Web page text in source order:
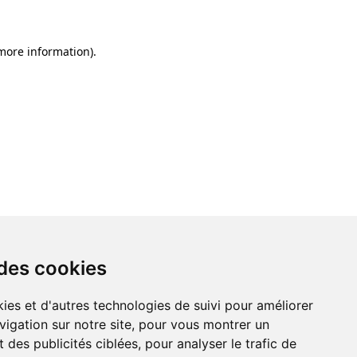
cookies
et d'autres technologies de suivi pour améliorer
sur notre site, pour vous montrer un
des publicités ciblées, pour analyser le trafic de
cookies
et d'autres technologies de suivi pour améliorer
sur notre site, pour vous montrer un
des publicités ciblées, pour analyser le trafic de
information).